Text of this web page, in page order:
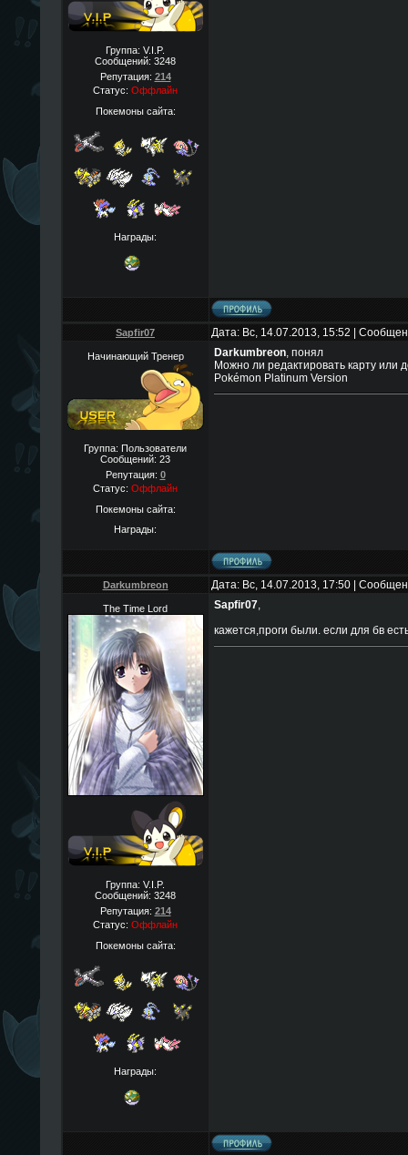
Группа: V.I.P.
Сообщений: 3248
Репутация: 214
Статус: Оффлайн
Покемоны сайта:
Награды:
Sapfir07 Дата: Вс, 14.07.2013, 15:52 |
Начинающий Тренер
Группа: Пользователи
Сообщений: 23
Репутация: 0
Статус: Оффлайн
Покемоны сайта:
Награды:
Darkumbreon, понял
Можно ли редактировать карту или
Pokémon Platinum Version
Darkumbreon Дата: Вс, 14.07.2013, 17:50 |
The Time Lord
Группа: V.I.P.
Сообщений: 3248
Репутация: 214
Статус: Оффлайн
Покемоны сайта:
Награды:
Sapfir07,
кажется,проги были. если для бв